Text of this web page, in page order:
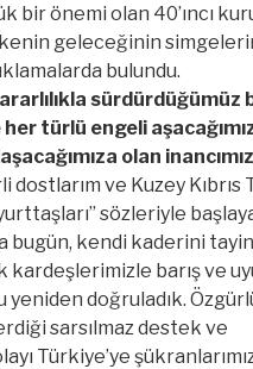
bir önemi olan 40’ıncı
geleceğinin
bulundu.
sürdürdüğümüz
türlü engeli
olan
dostlarım ve Kuzey Kıbrıs
sözleriyle
bugün, kendi kaderini
kardeşlerimizle barış ve
yeniden doğruladık.
sarsılmaz destek ve
Türkiye’ye